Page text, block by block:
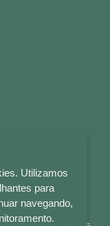
Utilizamos
para
navegando,